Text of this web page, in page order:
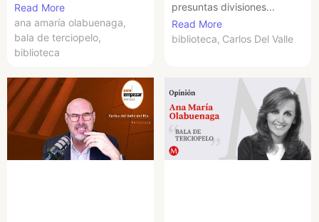
Read More
ana amaría olabuenaga,
bala de terciopelo,
biblioteca
presuntas divisiones...
Read More
biblioteca, Carlos Del Valle